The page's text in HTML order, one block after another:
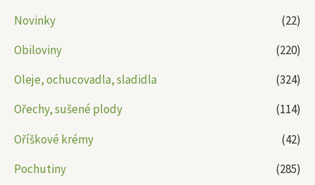
Novinky
(22)
Obiloviny
(220)
Oleje, ochucovadla, sladidla
(324)
Ořechy, sušené plody
(114)
Oříškové krémy
(42)
Pochutiny
(285)